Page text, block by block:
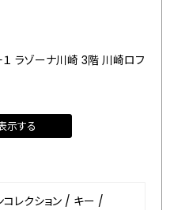
ラゾーナ川崎 3階 川崎ロフ
示する
レクション / キー /